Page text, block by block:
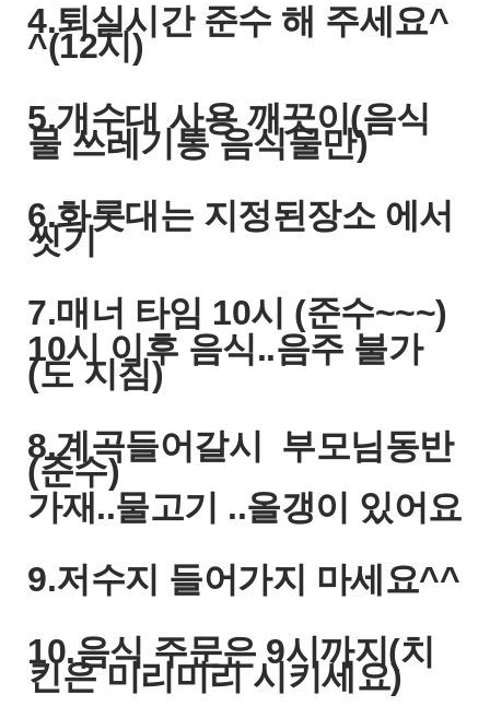
4.퇴실시간 준수 해 주세요^
^(12시)
5.개수대 사용 깨끗이(음식
물 쓰레기통 음식물만)
6.화롯대는 지정된장소 에서
씻기
7.매너 타임 10시 (준수~~~)
10시 이후 음식..음주 불가
(도 지침)
8.계곡들어갈시 부모님동반
(준수)
가재..물고기 ..올갱이 있어요
9.저수지 들어가지 마세요^^
10.음식 주문은 9시까지(치
킨은 미리미리 시키세요)